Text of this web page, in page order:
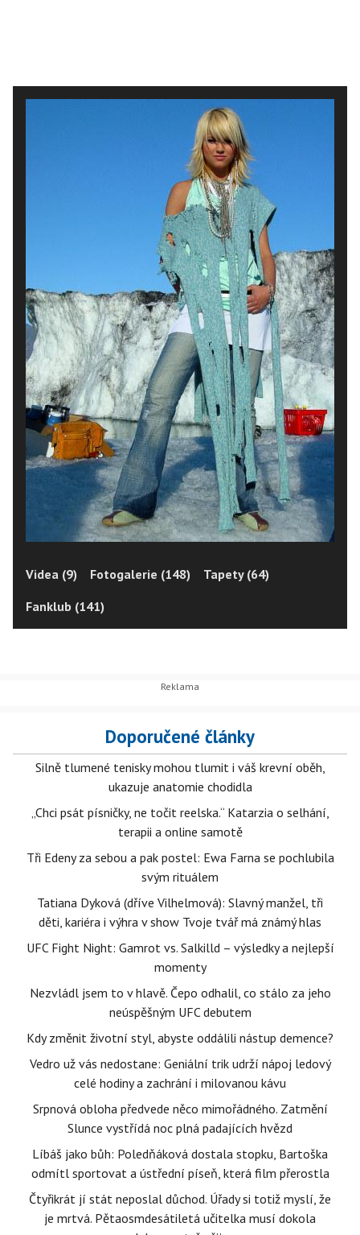
Videa (9) Fotogalerie (148)
Tapety (64)
Fanklub (141)
Doporučené články
Silně tlumené tenisky mohou tlumit i váš krevní oběh,
ukazuje anatomie chodidla
„Chci psát písničky, ne točit reelska.“ Katarzia o selhání,
terapii a online samotě
Tři Edeny za sebou a pak postel: Ewa Farna se pochlubila
svým rituálem
Tatiana Dyková (dříve Vilhelmová): Slavný manžel, tři
děti, kariéra i výhra v show Tvoje tvář má známý hlas
UFC Fight Night: Gamrot vs. Salkilld – výsledky a nejlepší
momenty
Nezvládl jsem to v hlavě. Čepo odhalil, co stálo za jeho
neúspěšným UFC debutem
Kdy změnit životní styl, abyste oddálili nástup demence?
Vedro už vás nedostane: Geniální trik udrží nápoj ledový
celé hodiny a zachrání i milovanou kávu
Srpnová obloha předvede něco mimořádného. Zatmění
Slunce vystřídá noc plná padajících hvězd
Líbáš jako bůh: Poledňáková dostala stopku, Bartoška
odmítl sportovat a ústřední píseň, která film přerostla
Čtyřikrát jí stát neposlal důchod. Úřady si totiž myslí, že
je mrtvá. Pětaosmdesátiletá učitelka musí dokola